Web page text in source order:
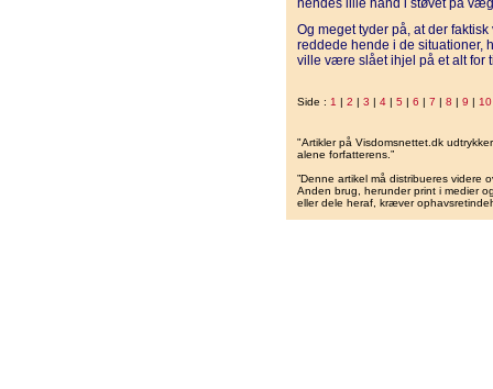
hendes lille hånd i støvet på
Og meget tyder på, at der
reddede hende i de situationer,
ville være slået ihjel på et alt for
Side : 1 | 2 | 3 | 4 | 5 | 6 | 7 | 8 | 9 | 10
"Artikler på Visdomsnettet.dk
alene forfatterens.”
”Denne artikel må distribueres videre
Anden brug, herunder print i medier
eller dele heraf, kræver